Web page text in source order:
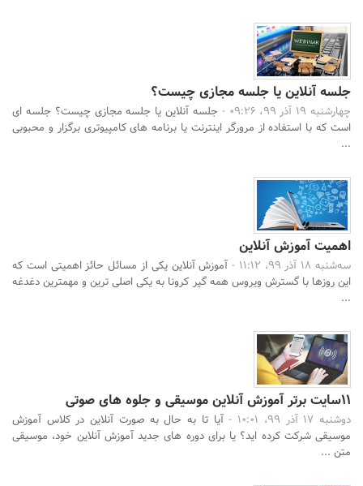
جلسه آنلاین یا جلسه مجازی چیست؟
چهارشنبه 19 آذر 99، 09:26 -
جلسه آنلاین یا جلسه مجازی چیست؟ جلسه ای
است که با استفاده از مرورگر اینترنت یا برنامه های کامپیوتری برگزار و محبوبی
...
اهمیت آموزش آنلاین
سه‌شنبه 18 آذر 99، 11:12 -
آموزش آنلاین یکی از مسائل حائز اهمیتی است که
این روزها با گسترش ویروس همه گیر کرونا به یکی اصلی ترین و مهمترین دغدغه
...
11سایت برتر آموزش آنلاین موسیقی و جلوه های صوتی
دوشنبه 17 آذر 99، 10:01 -
آیا تا به حال به صورت آنلاین در کلاس آموزش
موسیقی شرکت کرده اید؟ یا برای دوره های جدید آموزش آنلاین خود، موسیقی
متن ...